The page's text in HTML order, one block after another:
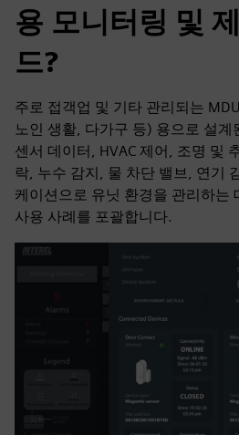
용 모니터링 및
드?
주로 접객업 및 기타 관리되는
노인 생활, 다가구 등) 용으로 설
센서 데이터, HVAC 제어, 조명 및
락, 누수 감지, 물 차단 밸브, 연기
케이션으로 유닛 환경을 관리하는
사용 사례를 포괄합니다.